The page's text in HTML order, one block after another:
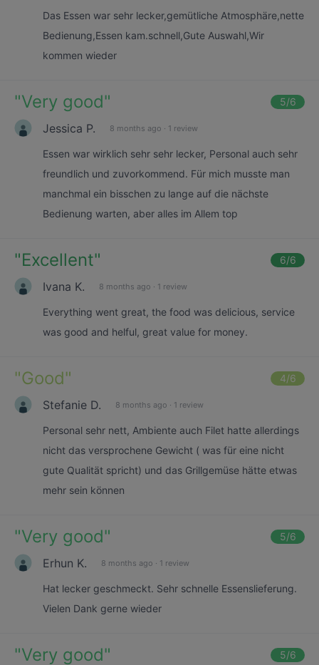
Das Essen war sehr lecker,gemütliche Atmosphäre,nette
Bedienung,Essen kam.schnell,Gute Auswahl,Wir
kommen wieder
"Very good" 5/6
Jessica P. 8 months ago · 1 review
Essen war wirklich sehr sehr lecker, Personal auch sehr
freundlich und zuvorkommend. Für mich musste man
manchmal ein bisschen zu lange auf die nächste
Bedienung warten, aber alles im Allem top
"Excellent" 6/6
Ivana K. 8 months ago · 1 review
Everything went great, the food was delicious, service
was good and helful, great value for money.
"Good" 4/6
Stefanie D. 8 months ago · 1 review
Personal sehr nett, Ambiente auch Filet hatte allerdings
nicht das versprochene Gewicht ( was für eine nicht
gute Qualität spricht) und das Grillgemüse hätte etwas
mehr sein können
"Very good" 5/6
Erhun K. 8 months ago · 1 review
Hat lecker geschmeckt. Sehr schnelle Essenslieferung.
Vielen Dank gerne wieder
"Very good" 5/6